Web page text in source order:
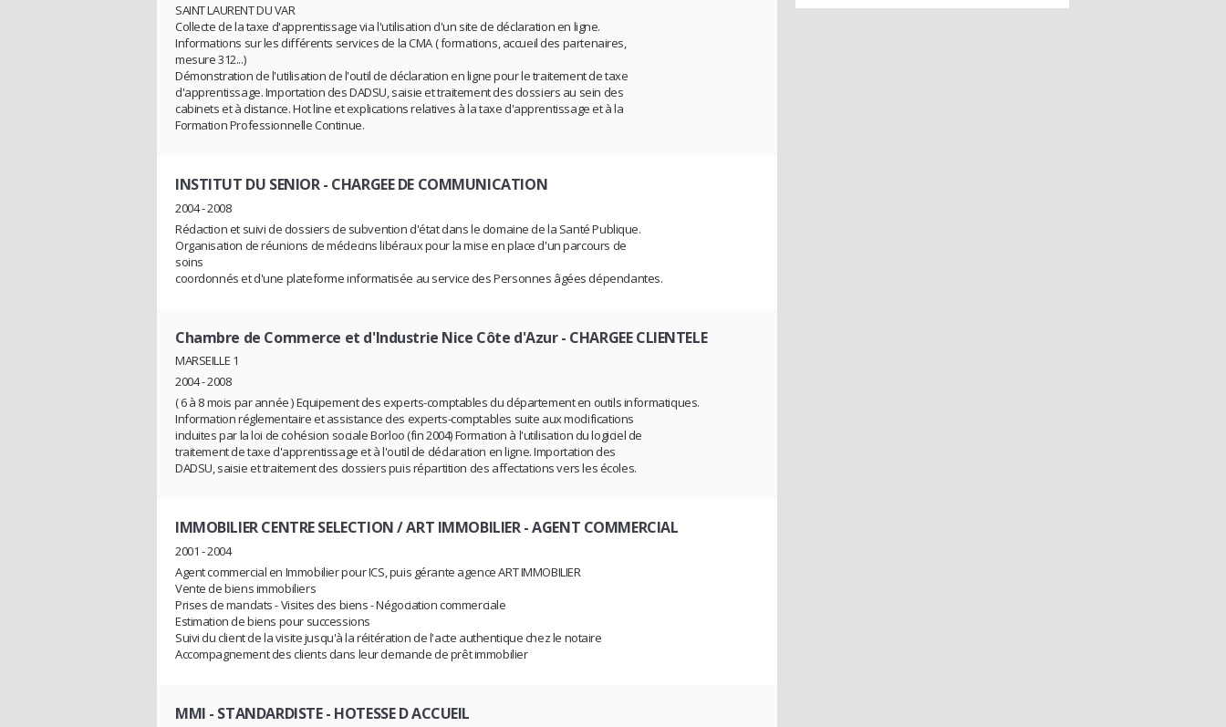
SAINT LAURENT DU VAR
Collecte de la taxe d'apprentissage via l'utilisation d'un site de déclaration en ligne.
Informations sur les différents services de la CMA ( formations, accueil des partenaires,
mesure 312...)
Démonstration de l'utilisation de l'outil de déclaration en ligne pour le traitement de taxe
d'apprentissage. Importation des DADSU, saisie et traitement des dossiers au sein des
cabinets et à distance. Hot line et explications relatives à la taxe d'apprentissage et à la
Formation Professionnelle Continue.
INSTITUT DU SENIOR- CHARGEE DE COMMUNICATION
2004 - 2008
Rédaction et suivi de dossiers de subvention d'état dans le domaine de la Santé Publique.
Organisation de réunions de médecins libéraux pour la mise en place d'un parcours de
soins
coordonnés et d'une plateforme informatisée au service des Personnes âgées dépendantes.
Chambre de Commerce et d'Industrie Nice Côte d'Azur- CHARGEE CLIENTELE
MARSEILLE 1
2004 - 2008
( 6 à 8 mois par année ) Equipement des experts-comptables du département en outils informatiques.
Information réglementaire et assistance des experts-comptables suite aux modifications
induites par la loi de cohésion sociale Borloo (fin 2004) Formation à l'utilisation du logiciel de
traitement de taxe d'apprentissage et à l'outil de déclaration en ligne. Importation des
DADSU, saisie et traitement des dossiers puis répartition des affectations vers les écoles.
IMMOBILIER CENTRE SELECTION / ART IMMOBILIER- AGENT COMMERCIAL
2001 - 2004
Agent commercial en Immobilier pour ICS, puis gérante agence ART IMMOBILIER
Vente de biens immobiliers
Prises de mandats - Visites des biens - Négociation commerciale
Estimation de biens pour successions
Suivi du client de la visite jusqu'à la réitération de l'acte authentique chez le notaire
Accompagnement des clients dans leur demande de prêt immobilier
MMI - STANDARDISTE - HOTESSE D ACCUEIL